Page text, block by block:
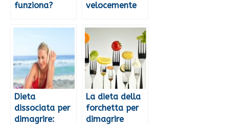
funziona?
velocemente
Dieta
dissociata per
dimagrire:
La dieta della
forchetta per
dimagrire